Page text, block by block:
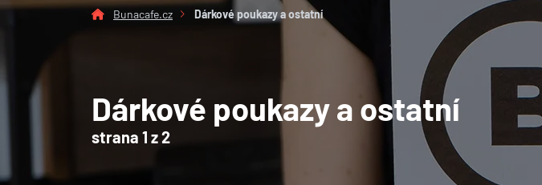
Bunacafe.cz Dárkové poukazy a ostatní
Dárkové poukazy a ostatní
strana 1 z 2